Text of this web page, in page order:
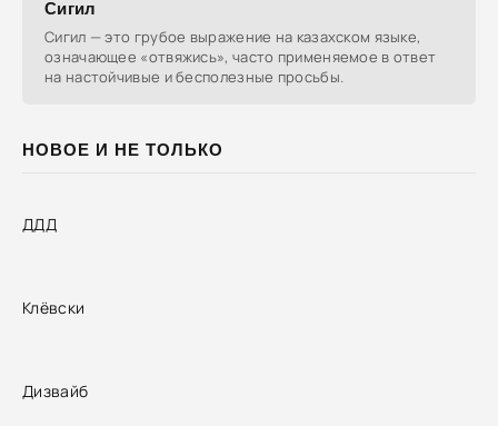
НОВОЕ И НЕ ТОЛЬКО
ДДД
Клёвски
Дизвайб
Сигил
Сигил — это грубое выражение на казахском языке,
означающее «отвяжись», часто применяемое в ответ
на настойчивые и бесполезные просьбы.